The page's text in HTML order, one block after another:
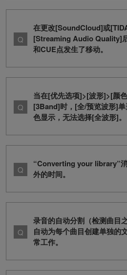
在更改[SoundCloud]或
[Streaming Audio Quality]
和CUE点发生了移动。
当在[优先选项]>[波形]>[颜
[3Band]时，[全/预览波形]
色显示，无法选择[全波形]。
“Converting your library”
外的时间。
录音的自动分割（检测曲目
自动为每个曲目创建单独的
常工作。